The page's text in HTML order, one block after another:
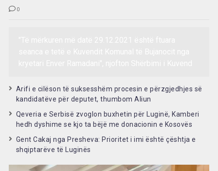
0
Arifi e cilëson të suksesshëm procesin e përzgjedhjes së
kandidatëve për deputet, thumbom Aliun
Qeveria e Serbisë zvoglon buxhetin për Luginë, Kamberi
hedh dyshime se kjo ta bëjë me donacionin e Kosovës
Gent Cakaj nga Presheva: Prioritet i imi është çështja e
shqiptarëve të Luginës